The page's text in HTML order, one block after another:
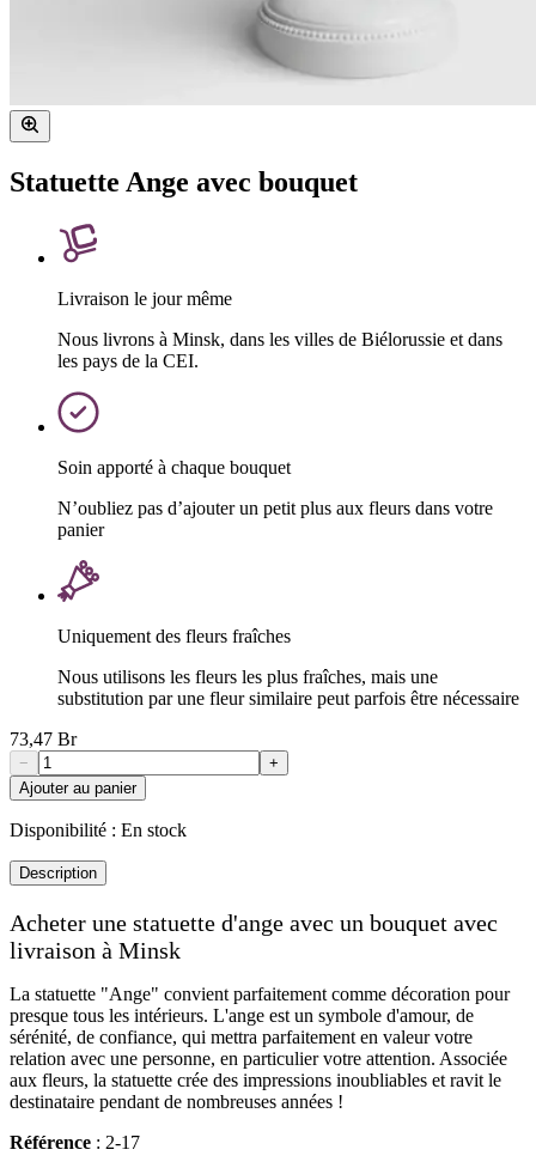
Statuette Ange avec bouquet
Livraison le jour même
Nous livrons à Minsk, dans les villes de Biélorussie et dans
les pays de la CEI.
Soin apporté à chaque bouquet
N’oubliez pas d’ajouter un petit plus aux fleurs dans votre
panier
Uniquement des fleurs fraîches
Nous utilisons les fleurs les plus fraîches, mais une
substitution par une fleur similaire peut parfois être nécessaire
73,47 Br
−
+
Ajouter au panier
Disponibilité : En stock
Description
Acheter une statuette d'ange avec un bouquet avec
livraison à Minsk
La statuette "Ange" convient parfaitement comme décoration pour
presque tous les intérieurs. L'ange est un symbole d'amour, de
sérénité, de confiance, qui mettra parfaitement en valeur votre
relation avec une personne, en particulier votre attention. Associée
aux fleurs, la statuette crée des impressions inoubliables et ravit le
destinataire pendant de nombreuses années !
Référence : 2-17